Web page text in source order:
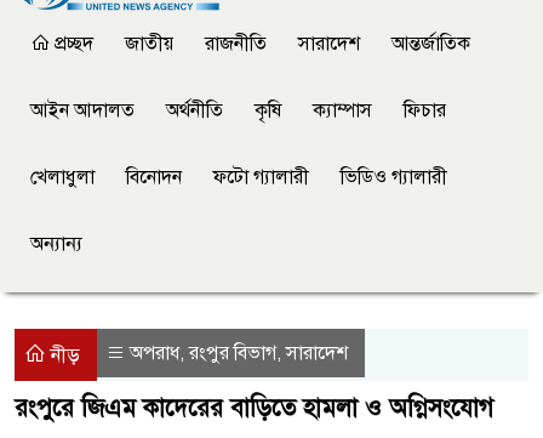
প্রচ্ছদ জাতীয় রাজনীতি সারাদেশ আন্তর্জাতিক
আইন আদালত অর্থনীতি কৃষি ক্যাম্পাস ফিচার
খেলাধুলা বিনোদন ফটো গ্যালারী ভিডিও গ্যালারী
অন্যান্য
নীড় অপরাধ,রংপুর বিভাগ,সারাদেশ
রংপুরে জিএম কাদেরের বাড়িতে হামলা ও অগ্নিসংযোগ